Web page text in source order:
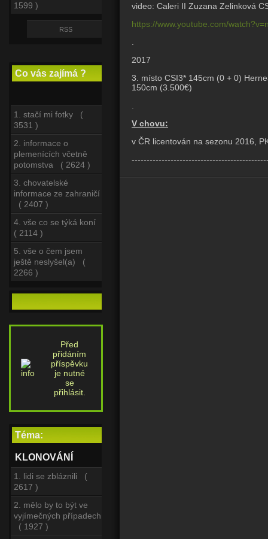
1599 )
RSS
Co vás zajímá ?
1. stačí mi fotky (
3531 )
2. informace o
plemenících včetně
potomstva ( 2624 )
3. chovatelské
informace ze zahraničí
( 2407 )
4. vše co se týká koní
( 2114 )
5. vše o čem jsem
ještě neslyšel(a) (
2266 )
Před
přidáním
příspěvku
je nutné
se
přihlásit.
Téma:
KLONOVÁNÍ
1. lidi se zbláznili (
2617 )
2. mělo by to být ve
vyjímečných případech
( 1927 )
video: Caleri II Zuzana Zelinková
https://www.youtube.com/
2017
3. místo CSI3* 145cm (0 + 0)
150cm (3.500€)
V chovu:
v ČR licentován na sezonu 2016,